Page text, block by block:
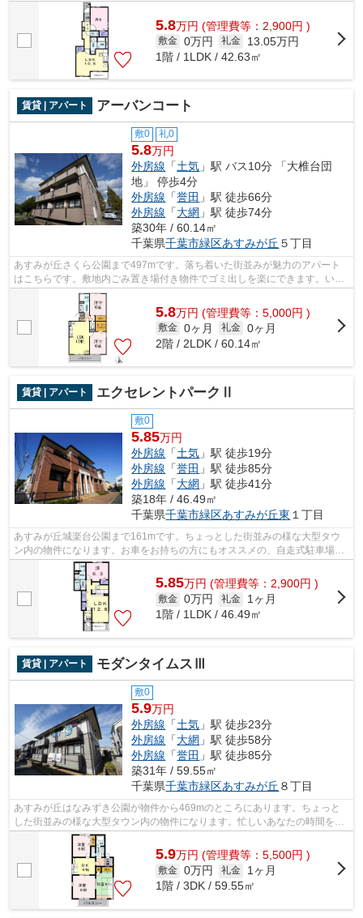
5.8万円 (管理費等：2,900円 )
敷金 0万円 礼金
13.05万円
1階 / 1LDK / 42.63㎡
賃貸 | アパート アーバンコート
敷0 礼0
5.8万円
外房線 「土気 」駅 バス10分 「大椎台団
地」 停歩4分
外房線 「誉田 」駅 徒歩66分
外房線 「大網 」駅 徒歩74分
築30年 / 60.14㎡
千葉県千葉市緑区あすみが丘 ５丁目
あすみが丘さくら公園まで497mです。落ち着いた街並みが魅力のアパート
はこちらです。敷地内ごみ置き場付き物件でゴミ出しを楽にできます。いつ
でも快適空間を味わえる通風良好な気持...
5.8万円 (管理費等：5,000円 )
敷金 0ヶ月 礼金 0ヶ月
2階 / 2LDK / 60.14㎡
賃貸 | アパート エクセレントパークⅡ
敷0
5.85万円
外房線 「土気 」駅 徒歩19分
外房線 「誉田 」駅 徒歩85分
外房線 「大網 」駅 徒歩41分
築18年 / 46.49㎡
千葉県千葉市緑区あすみが丘東 １丁目
あすみが丘城楽台公園まで161mです。ちょっとした街並みの様な大型タウ
ン内の物件になります。お車をお持ちの方にもオススメの、自走式駐車場を
利用できる物件です。こちらの物件はイ...
5.85万円 (管理費等：2,900円 )
敷金 0万円 礼金
1ヶ月
1階 / 1LDK / 46.49㎡
賃貸 | アパート モダンタイムスⅢ
敷0
5.9万円
外房線 「土気 」駅 徒歩23分
外房線 「大網 」駅 徒歩58分
外房線 「誉田 」駅 徒歩85分
築31年 / 59.55㎡
千葉県千葉市緑区あすみが丘 ８丁目
あすみが丘はなみずき公園が物件から469mのところにあります。ちょっと
した街並みの様な大型タウン内の物件になります。忙しいあなたの時間を有
効的に使えるのが敷地内ごみ置き場です...
5.9万円 (管理費等：5,500円 )
敷金 0万円 礼金
1ヶ月
1階 / 3DK / 59.55㎡